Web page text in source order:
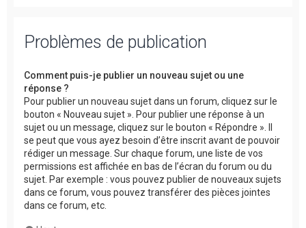
Problèmes de publication
Comment puis-je publier un nouveau sujet ou une
réponse ?
Pour publier un nouveau sujet dans un forum, cliquez sur le
bouton « Nouveau sujet ». Pour publier une réponse à un
sujet ou un message, cliquez sur le bouton « Répondre ». Il
se peut que vous ayez besoin d’être inscrit avant de pouvoir
rédiger un message. Sur chaque forum, une liste de vos
permissions est affichée en bas de l’écran du forum ou du
sujet. Par exemple : vous pouvez publier de nouveaux sujets
dans ce forum, vous pouvez transférer des pièces jointes
dans ce forum, etc.